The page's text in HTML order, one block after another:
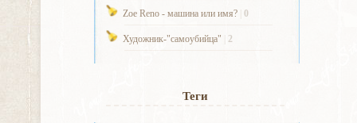
Zoe Reno - машина или имя? 0
Художник-"самоубийца" 2
Теги